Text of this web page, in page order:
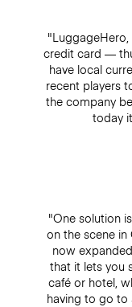
credit card —
have local
recent players
the company
today
"One solution
on the scene in
now
that it lets you
café or hotel,
having to go to